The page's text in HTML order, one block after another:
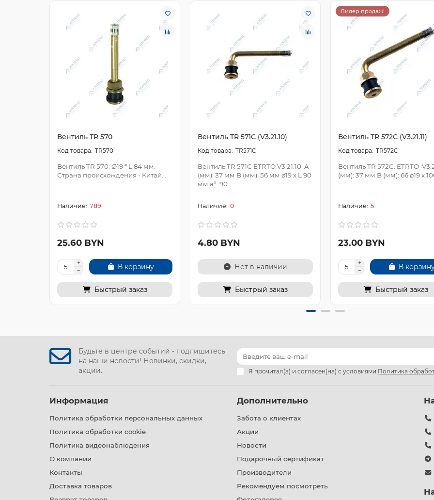
Вентиль TR 570
TR570
Вентиль TR 570. Ø19 * L 84 мм.
Страна происхождения - Китай...
789
25.60 BYN
В корзину
Быстрый заказ
Вентиль TR 571С (V3.21.10)
TR571С
Вентиль TR 571С ETRTO V3.21.10 A
(мм): 37 мм B (мм): 56 мм ø19 х L 90
мм a°: 90 ..
0
4.80 BYN
Нет в наличии
Быстрый заказ
Лидер продаж!
Вентиль TR 572С (V3.21.11)
TR572С
Вентиль TR 572С. ETRTO
(мм): 37 мм B (мм): 66 ø19 х
5
23.00 BYN
В
Быстрый заказ
Будьте в центре событий - подпишитесь
на наши новости! Новинки, скидки,
акции.
Я прочитал(а) и согласен(на) с условиями Политика
Информация
Политика обработки персональных данных
Политика обработки cookie
Политика видеонаблюдения
О компании
Контакты
Доставка товаров
Дополнительно
Забота о клиентах
Акции
Новости
Подарочный сертификат
Производители
Рекомендуем посмотреть